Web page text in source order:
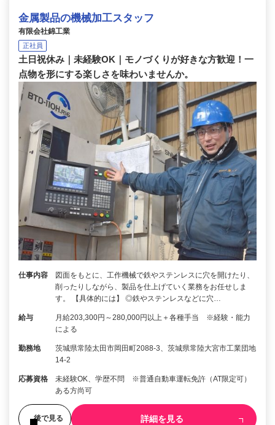
金属製品の機械加工スタッフ
有限会社錦工業
正社員
土日祝休み｜未経験OK｜モノづくりが好きな方歓迎！一
点物を形にする楽しさを味わいませんか。
仕事内容
図面をもとに、工作機械で鉄やステンレスに穴を開けたり、
削ったりしながら、製品を仕上げていく業務をお任せしま
す。 【具体的には】 ◎鉄やステンレスなどに穴…
給与
月給203,300円～280,000円以上＋各種手当 ※経験・能力
による
勤務地
茨城県常陸太田市岡田町2088-3、茨城県常陸大宮市工業団地
14-2
応募資格
未経験OK、学歴不問 ※普通自動車運転免許（AT限定可）
ある方尚可
後で見る 詳細を見る